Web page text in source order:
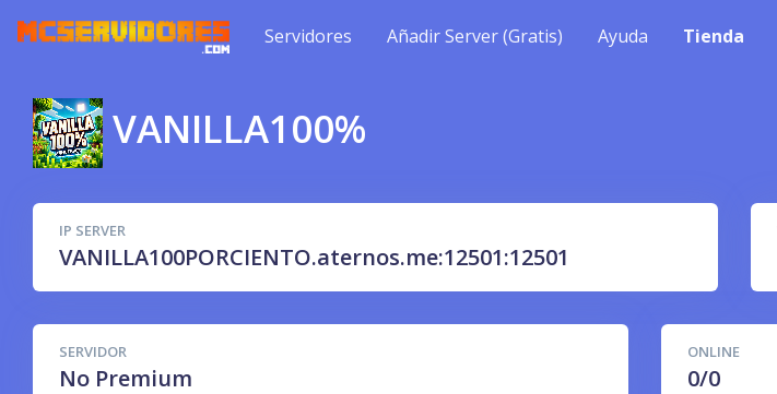
Servidores Añadir Server (Gratis) Ayuda Tienda
VANILLA100%
IP SERVER
VANILLA100PORCIENTO.aternos.me:12501:12501
SERVIDOR
No Premium
ONLINE
0/0